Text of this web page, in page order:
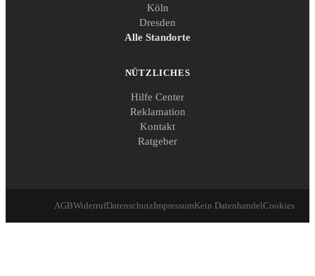
Köln
Dresden
Alle Standorte
NÜTZLICHES
Hilfe Center
Reklamation
Kontakt
Ratgeber
AGBWiderrufDatenschutzImpressumKein DatenhandelCookies